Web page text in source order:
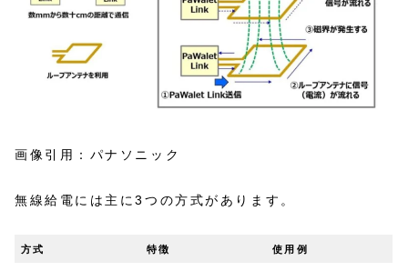
画像引用：パナソニック
無線給電には主に3つの方式があります。
方式 特徴 使用例